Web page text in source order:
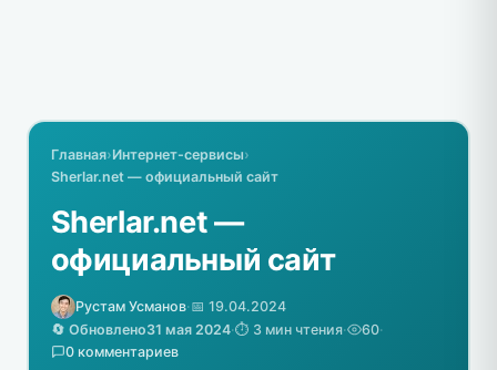
Главная›Интернет-сервисы›
Sherlar.net — официальный сайт
Sherlar.net —
официальный сайт
Рустам Усманов·📅 19.04.2024
🔄 Обновлено31 мая 2024·⏱️ 3 мин чтения· 60·
0 комментариев